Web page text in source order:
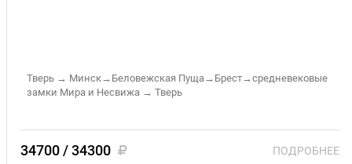
Тверь → Минск→Беловежская Пуща→Брест→средневековые
замки Мира и Несвижа → Тверь
34700 / 34300 ПОДРОБНЕЕ